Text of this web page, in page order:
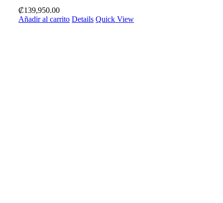
₡139,950.00
Añadir al carrito Details Quick View